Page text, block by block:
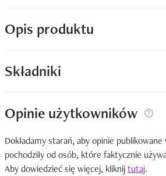
Opis produktu
Składniki
Opinie użytkowników
Dokładamy starań, aby opinie
pochodziły od osób, które faktycznie
Aby dowiedzieć się więcej, kliknijtutaj.